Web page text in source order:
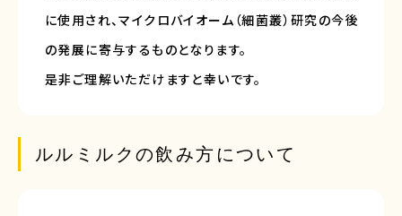
に使用され、マイクロバイオーム（細菌叢）研究の今後
の発展に寄与するものとなります。
是非ご理解いただけますと幸いです。
ルルミルクの飲み方について